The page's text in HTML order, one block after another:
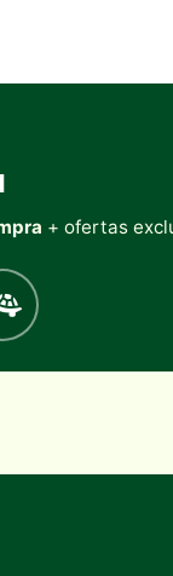
+ ofertas
Tortugas